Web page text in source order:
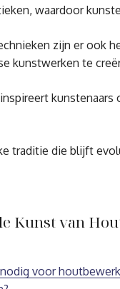
waardoor
zijn er ook
kunstwerken te
traditie die blijft
Kunst van
voor